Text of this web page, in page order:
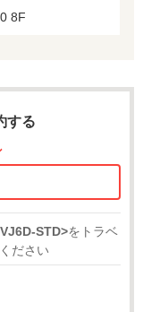
8F
する
STD>をトラベ
ださい